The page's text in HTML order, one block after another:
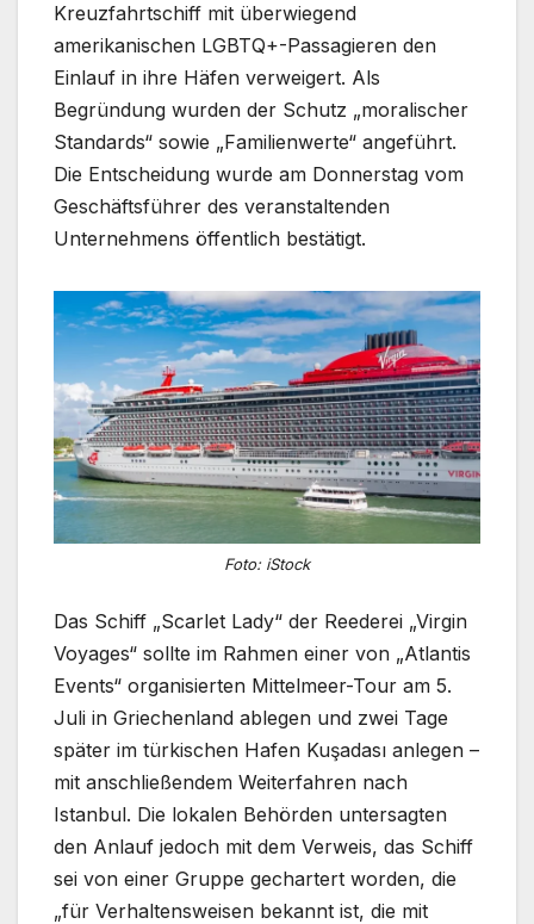
Kreuzfahrtschiff mit überwiegend
amerikanischen LGBTQ+-Passagieren den
Einlauf in ihre Häfen verweigert. Als
Begründung wurden der Schutz „moralischer
Standards“ sowie „Familienwerte“ angeführt.
Die Entscheidung wurde am Donnerstag vom
Geschäftsführer des veranstaltenden
Unternehmens öffentlich bestätigt.
Foto: iStock
Das Schiff „Scarlet Lady“ der Reederei „Virgin
Voyages“ sollte im Rahmen einer von „Atlantis
Events“ organisierten Mittelmeer-Tour am 5.
Juli in Griechenland ablegen und zwei Tage
später im türkischen Hafen Kuşadası anlegen –
mit anschließendem Weiterfahren nach
Istanbul. Die lokalen Behörden untersagten
den Anlauf jedoch mit dem Verweis, das Schiff
sei von einer Gruppe gechartert worden, die
„für Verhaltensweisen bekannt ist, die mit